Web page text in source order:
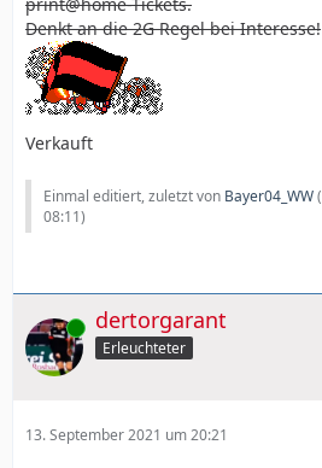
Denkt an die 2G Regel bei Interesse!
Verkauft
Einmal editiert, zuletzt von Bayer04_WW(
08:11)
Online dertorgarant
Erleuchteter
13. September 2021 um 20:21